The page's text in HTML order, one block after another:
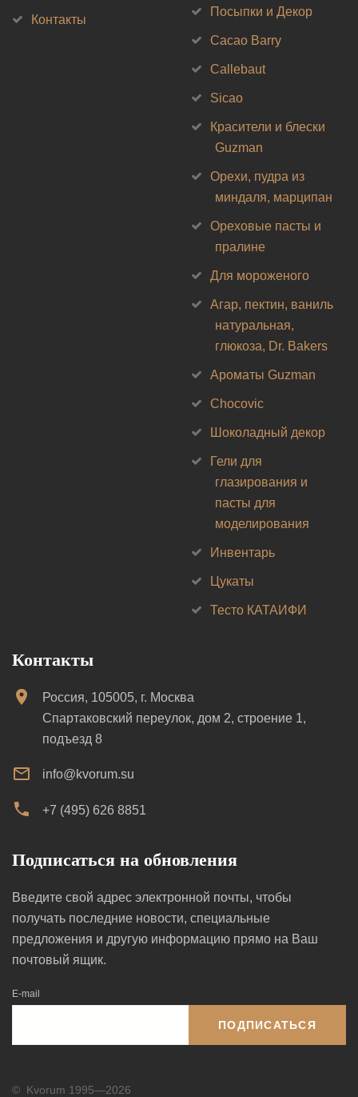
Контакты
Посыпки и Декор
Cacao Barry
Callebaut
Sicao
Красители и блески
Guzman
Орехи, пудра из
миндаля, марципан
Ореховые пасты и
пралине
Для мороженого
Агар, пектин, ваниль
натуральная,
глюкоза, Dr. Bakers
Ароматы Guzman
Chocovic
Шоколадный декор
Гели для
глазирования и
пасты для
моделирования
Инвентарь
Цукаты
Тесто КАТАИФИ
Контакты
Россия, 105005, г. Москва
Спартаковский переулок, дом 2, строение 1,
подъезд 8
info@kvorum.su
+7 (495) 626 8851
Подписаться на обновления
Введите свой адрес электронной почты, чтобы
получать последние новости, специальные
предложения и другую информацию прямо на Ваш
почтовый ящик.
E-mail
ПОДПИСАТЬСЯ
© Kvorum 1995—2026